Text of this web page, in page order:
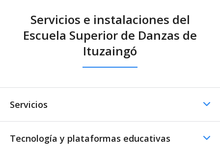
Servicios e instalaciones del
Escuela Superior de Danzas de
Ituzaingó
Servicios
Tecnología y plataformas educativas